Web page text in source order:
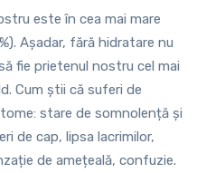
este în cea mai mare
Așadar, fără hidratare nu
fie prietenul nostru cel mai
Cum știi că suferi de
stare de somnolență și
de cap, lipsa lacrimilor,
de amețeală, confuzie.